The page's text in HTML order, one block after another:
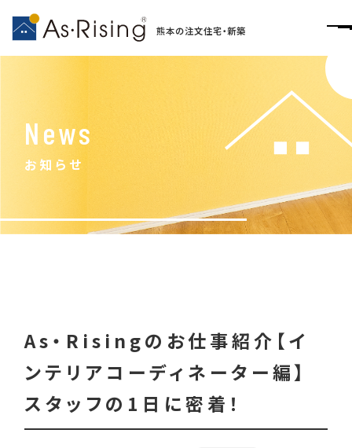
熊本の注文住宅・新築
News
お知らせ
As・Risingのお仕事紹介【イ
ンテリアコーディネーター編】
スタッフの1日に密着！